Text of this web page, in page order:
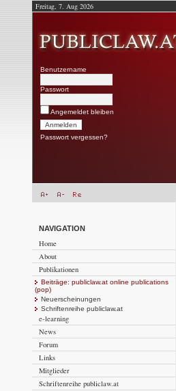
Freitag, 7. Aug 2026
Benutzername
Passwort
Angemeldet bleiben
Passwort vergessen?
NAVIGATION
Home
About
Publikationen
Beiträge: publiclaw.at online publications
(pop)
Neuerscheinungen
Schriftenreihe publiclaw.at
e-learning
News
Forum
Links
Mitglieder
Schriftenreihe publiclaw.at